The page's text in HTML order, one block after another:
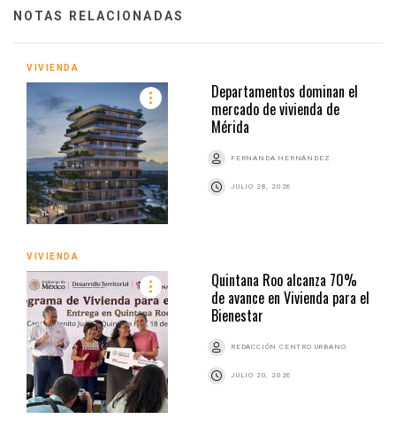
NOTAS RELACIONADAS
VIVIENDA
Departamentos dominan el
mercado de vivienda de
Mérida
FERNANDA HERNÁNDEZ
JULIO 28, 2026
VIVIENDA
Quintana Roo alcanza 70%
de avance en Vivienda para el
Bienestar
REDACCIÓN CENTRO URBANO
JULIO 20, 2026